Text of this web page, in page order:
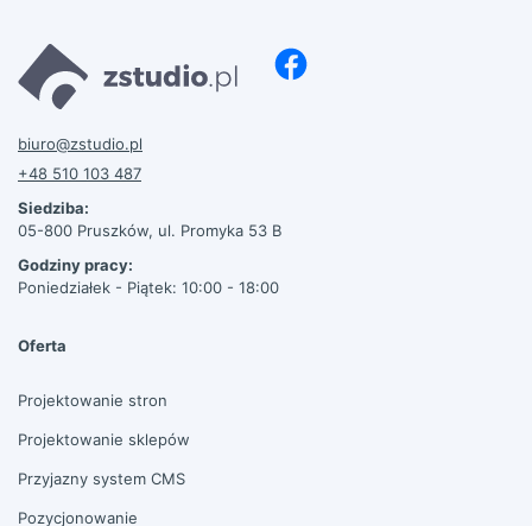
biuro@zstudio.pl
+48 510 103 487
Siedziba:
05-800 Pruszków, ul. Promyka 53 B
Godziny pracy:
Poniedziałek - Piątek: 10:00 - 18:00
Oferta
Projektowanie stron
Projektowanie sklepów
Przyjazny system CMS
Pozycjonowanie